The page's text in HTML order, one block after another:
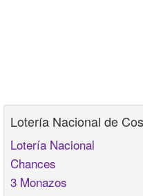
Lotería Nacional de
Lotería Nacional
Chances
3 Monazos